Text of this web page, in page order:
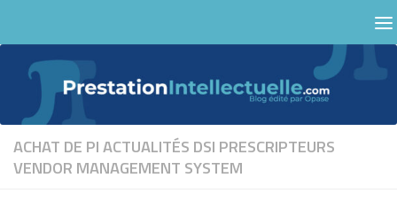
ACHAT DE PIACTUALITÉS DSI PRESCRIPTEURS
VENDOR MANAGEMENT SYSTEM